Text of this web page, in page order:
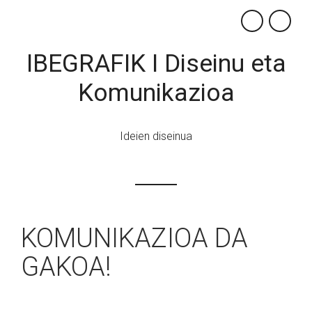
×
IBEGRAFIK I Diseinu eta
Komunikazioa
Ideien diseinua
KOMUNIKAZIOA DA
GAKOA!